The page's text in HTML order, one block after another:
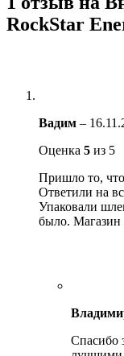
RockStar
Вадим –
Оценка 5 из 5
Пришло то, что
Ответили на
Упаковали
было. Магазин
Спасибо